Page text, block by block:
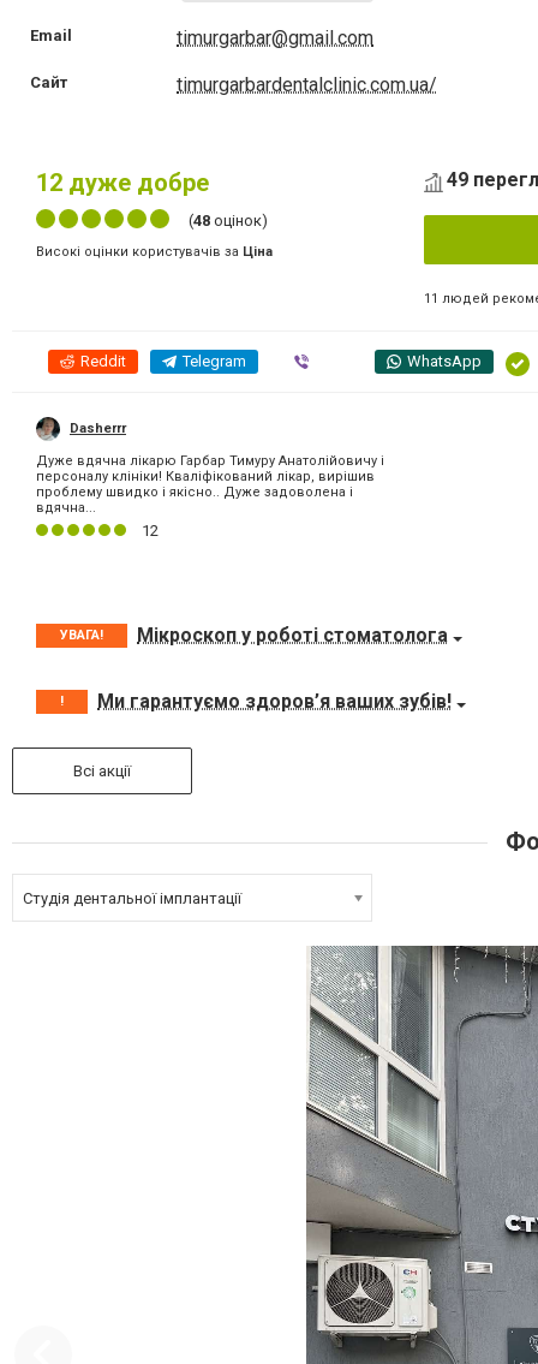
Email timurgarbar@gmail.com
Сайт timurgarbardentalclinic.com.ua/
12 дуже добре
(48 оцінок)
Високі оцінки користувачів за Ціна
49
11 людей
Reddit Telegram WhatsApp
Dasherrr
Дуже вдячна лікарю Гарбар Тимуру Анатолійовичу і
персоналу клініки! Кваліфікований лікар, вирішив
проблему швидко і якісно.. Дуже задоволена і
вдячна...
12
УВАГА! Мікроскоп у роботі стоматолога
! Ми гарантуємо здоров’я ваших зубів!
Всі акції
Студія дентальної імплантації